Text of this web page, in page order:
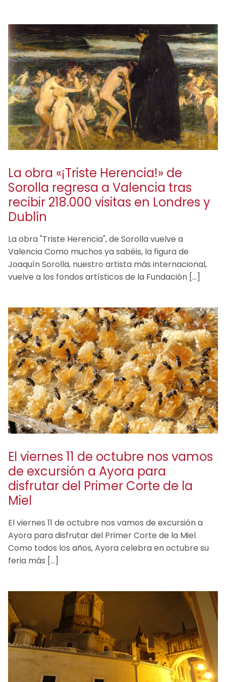
La obra «¡Triste Herencia!» de
Sorolla regresa a Valencia tras
recibir 218.000 visitas en Londres y
Dublín
La obra "Triste Herencia", de Sorolla vuelve a
Valencia Como muchos ya sabéis, la figura de
Joaquín Sorolla, nuestro artista más internacional,
vuelve a los fondos artísticos de la Fundación […]
El viernes 11 de octubre nos vamos
de excursión a Ayora para
disfrutar del Primer Corte de la
Miel
El viernes 11 de octubre nos vamos de excursión a
Ayora para disfrutar del Primer Corte de la Miel.
Como todos los años, Ayora celebra en octubre su
feria más […]